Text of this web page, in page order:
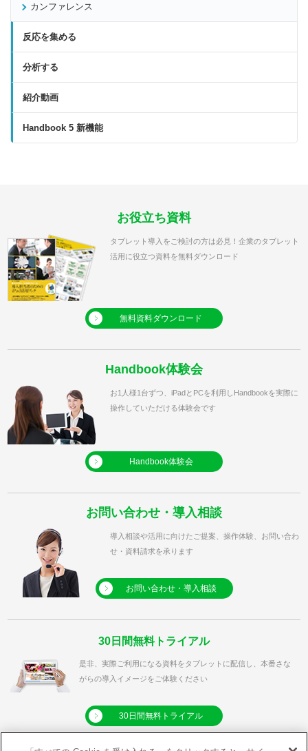
カンファレンス
反応を集める
分析する
紹介動画
Handbook 5 新機能
お役立ち資料
タブレット導入をご検討の方は必見！企業のタブレット
活用に役立つ資料を無料ダウンロード
無料資料ダウンロード
Handbook体験会
お1人様1台ずつ、iPadとPCを利用しHandbookを実際に
操作していただける体験会です
Handbook体験会
お問い合わせ・導入相談
導入相談や活用に向けたご提案、操作体験、お問い合わ
せ・資料請求を承ります
お問い合わせ・導入相談
30日間無料トライアル
是非、実際ご利用になる資料をタブレットに配信し、本番さな
がらの導入イメージをご体験ください
30日間無料トライアル